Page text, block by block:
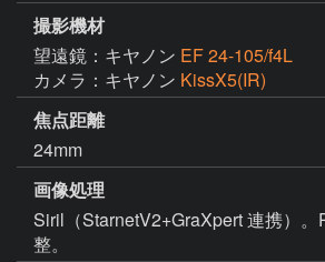
撮影機材
望遠鏡：キヤノン EF 24-105/f4L
カメラ：キヤノン KissX5(IR)
焦点距離
24mm
画像処理
Siril（StarnetV2+GraXpert 連携）
整。